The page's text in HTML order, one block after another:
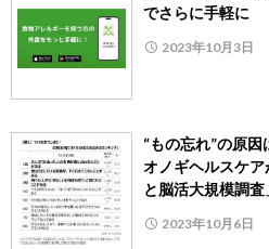
でさらに手軽に
2023年10月3日
“もの忘れ”の原
オノギヘルスケ
と脳活大規模調査
2023年10月6日